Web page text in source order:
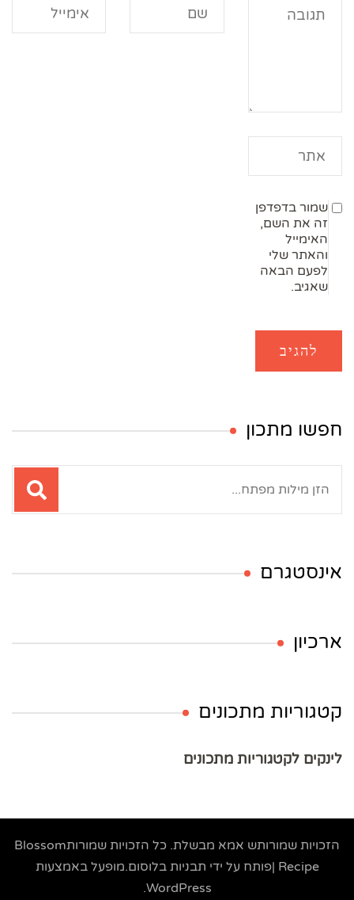
שמור בדפדפן
זה את השם,
האימייל
והאתר שלי
לפעם הבאה
שאגיב.
חפשו מתכון
אינסטגרם
ארכיון
קטגוריות מתכונים
לינקים לקטגוריות מתכונים
הזכויות שמורותש אמא מבשלת. כל הזכויות שמורותBlossom
Recipe |פותח על ידי
תבניות בלוסום.מופעל באמצעות
WordPress
.